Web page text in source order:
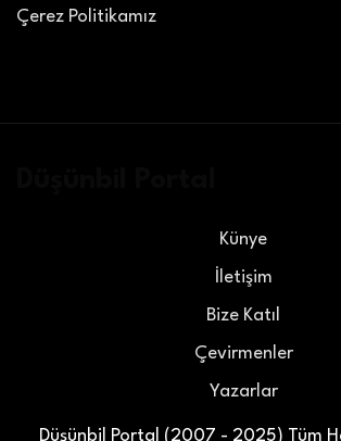
Çerez Politikamız
Düşünbil Portal (2007 - 2025) Tüm
Künye
İletişim
Bize Katıl
Çevirmenler
Yazarlar